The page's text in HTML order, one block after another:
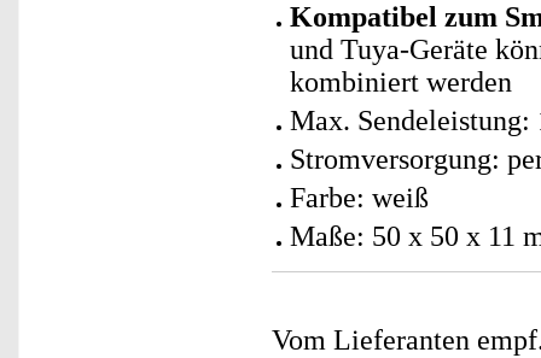
Kompatibel zum
und Tuya-Geräte
kombiniert werden
Max. Sendeleistung:
Stromversorgung:
Farbe: weiß
Maße: 50 x 50 x 11
Vom Lieferanten